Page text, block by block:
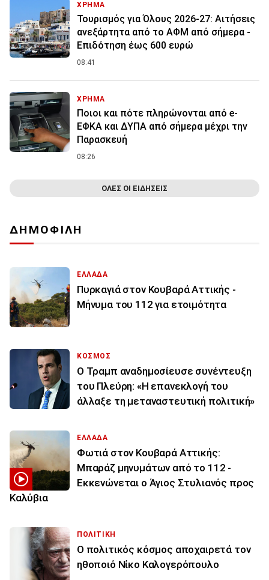
ΧΡΗΜΑ
Τουρισμός για Όλους 2026-27: Αιτήσεις
ανεξάρτητα από το ΑΦΜ από σήμερα -
Επιδότηση έως 600 ευρώ
08:41
ΧΡΗΜΑ
Ποιοι και πότε πληρώνονται από e-
ΕΦΚΑ και ΔΥΠΑ από σήμερα μέχρι την
Παρασκευή
08:26
ΟΛΕΣ ΟΙ ΕΙΔΗΣΕΙΣ
ΔΗΜΟΦΙΛΗ
ΕΛΛΑΔΑ
Πυρκαγιά στον Κουβαρά Αττικής -
Μήνυμα του 112 για ετοιμότητα
ΚΟΣΜΟΣ
Ο Τραμπ αναδημοσίευσε συνέντευξη
του Πλεύρη: «Η επανεκλογή του
άλλαξε τη μεταναστευτική πολιτική»
ΕΛΛΑΔΑ
Φωτιά στον Κουβαρά Αττικής:
Μπαράζ μηνυμάτων από το 112 -
Εκκενώνεται ο Άγιος Στυλιανός προς
Καλύβια
ΠΟΛΙΤΙΚΗ
Ο πολιτικός κόσμος αποχαιρετά τον
ηθοποιό Νίκο Καλογερόπουλο